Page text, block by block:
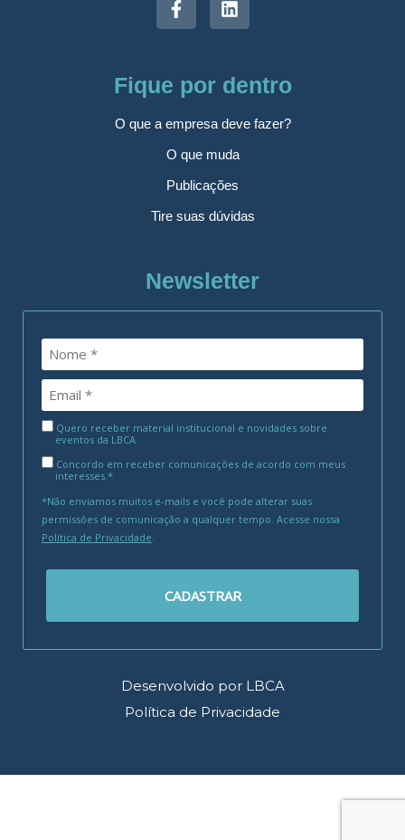
Fique por dentro
O que a empresa deve fazer?
O que muda
Publicações
Tire suas dúvidas
Newsletter
Quero receber material institucional e novidades sobre
eventos da LBCA
Concordo em receber comunicações de acordo com meus
interesses.*
*Não enviamos muitos e-mails e você pode alterar suas
permissões de comunicação a qualquer tempo. Acesse nossa
Política de Privacidade.
CADASTRAR
Desenvolvido por LBCA
Política de Privacidade